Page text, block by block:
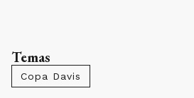
Temas
Copa Davis